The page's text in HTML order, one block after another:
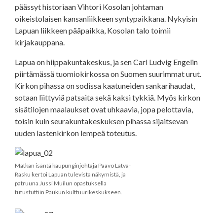
päässyt historiaan Vihtori Kosolan johtaman
oikeistolaisen kansanliikkeen syntypaikkana. Nykyisin
Lapuan liikkeen pääpaikka, Kosolan talo toimii
kirjakauppana.
Lapua on hiippakuntakeskus, ja sen Carl Ludvig Engelin
piirtämässä tuomiokirkossa on Suomen suurimmat urut.
Kirkon pihassa on sodissa kaatuneiden sankarihaudat,
sotaan liittyviä patsaita sekä kaksi tykkiä. Myös kirkon
sisätilojen maalaukset ovat uhkaavia, jopa pelottavia,
toisin kuin seurakuntakeskuksen pihassa sijaitsevan
uuden lastenkirkon lempeä toteutus.
Matkan isäntä kaupunginjohtaja Paavo Latva-
Rasku kertoi Lapuan tulevista näkymistä, ja
patruuna Jussi Muilun opastuksella
tutustuttiin Paukun kulttuurikeskukseen.